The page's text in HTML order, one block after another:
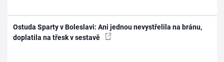
Ostuda Sparty v Boleslavi: Ani jednou nevystřelila na bránu,
doplatila na třesk v sestavě